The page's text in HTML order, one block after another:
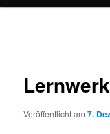
Veröffentlicht am7.